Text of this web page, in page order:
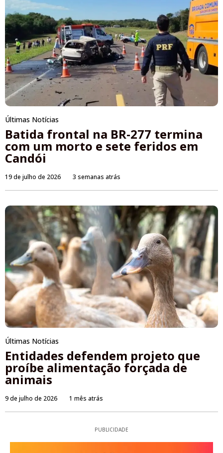
Últimas Notícias
Batida frontal na BR-277 termina
com um morto e sete feridos em
Candói
19 de julho de 2026 3 semanas atrás
Últimas Notícias
Entidades defendem projeto que
proíbe alimentação forçada de
animais
9 de julho de 2026 1 mês atrás
PUBLICIDADE